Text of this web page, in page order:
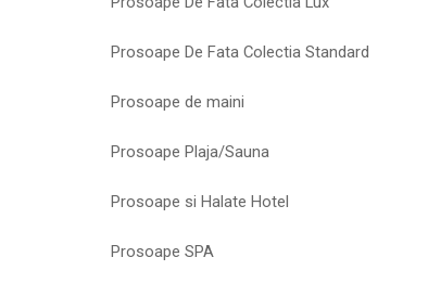
Prosoape De Fata Colectia Standard
Prosoape de maini
Prosoape Plaja/Sauna
Prosoape si Halate Hotel
Prosoape SPA